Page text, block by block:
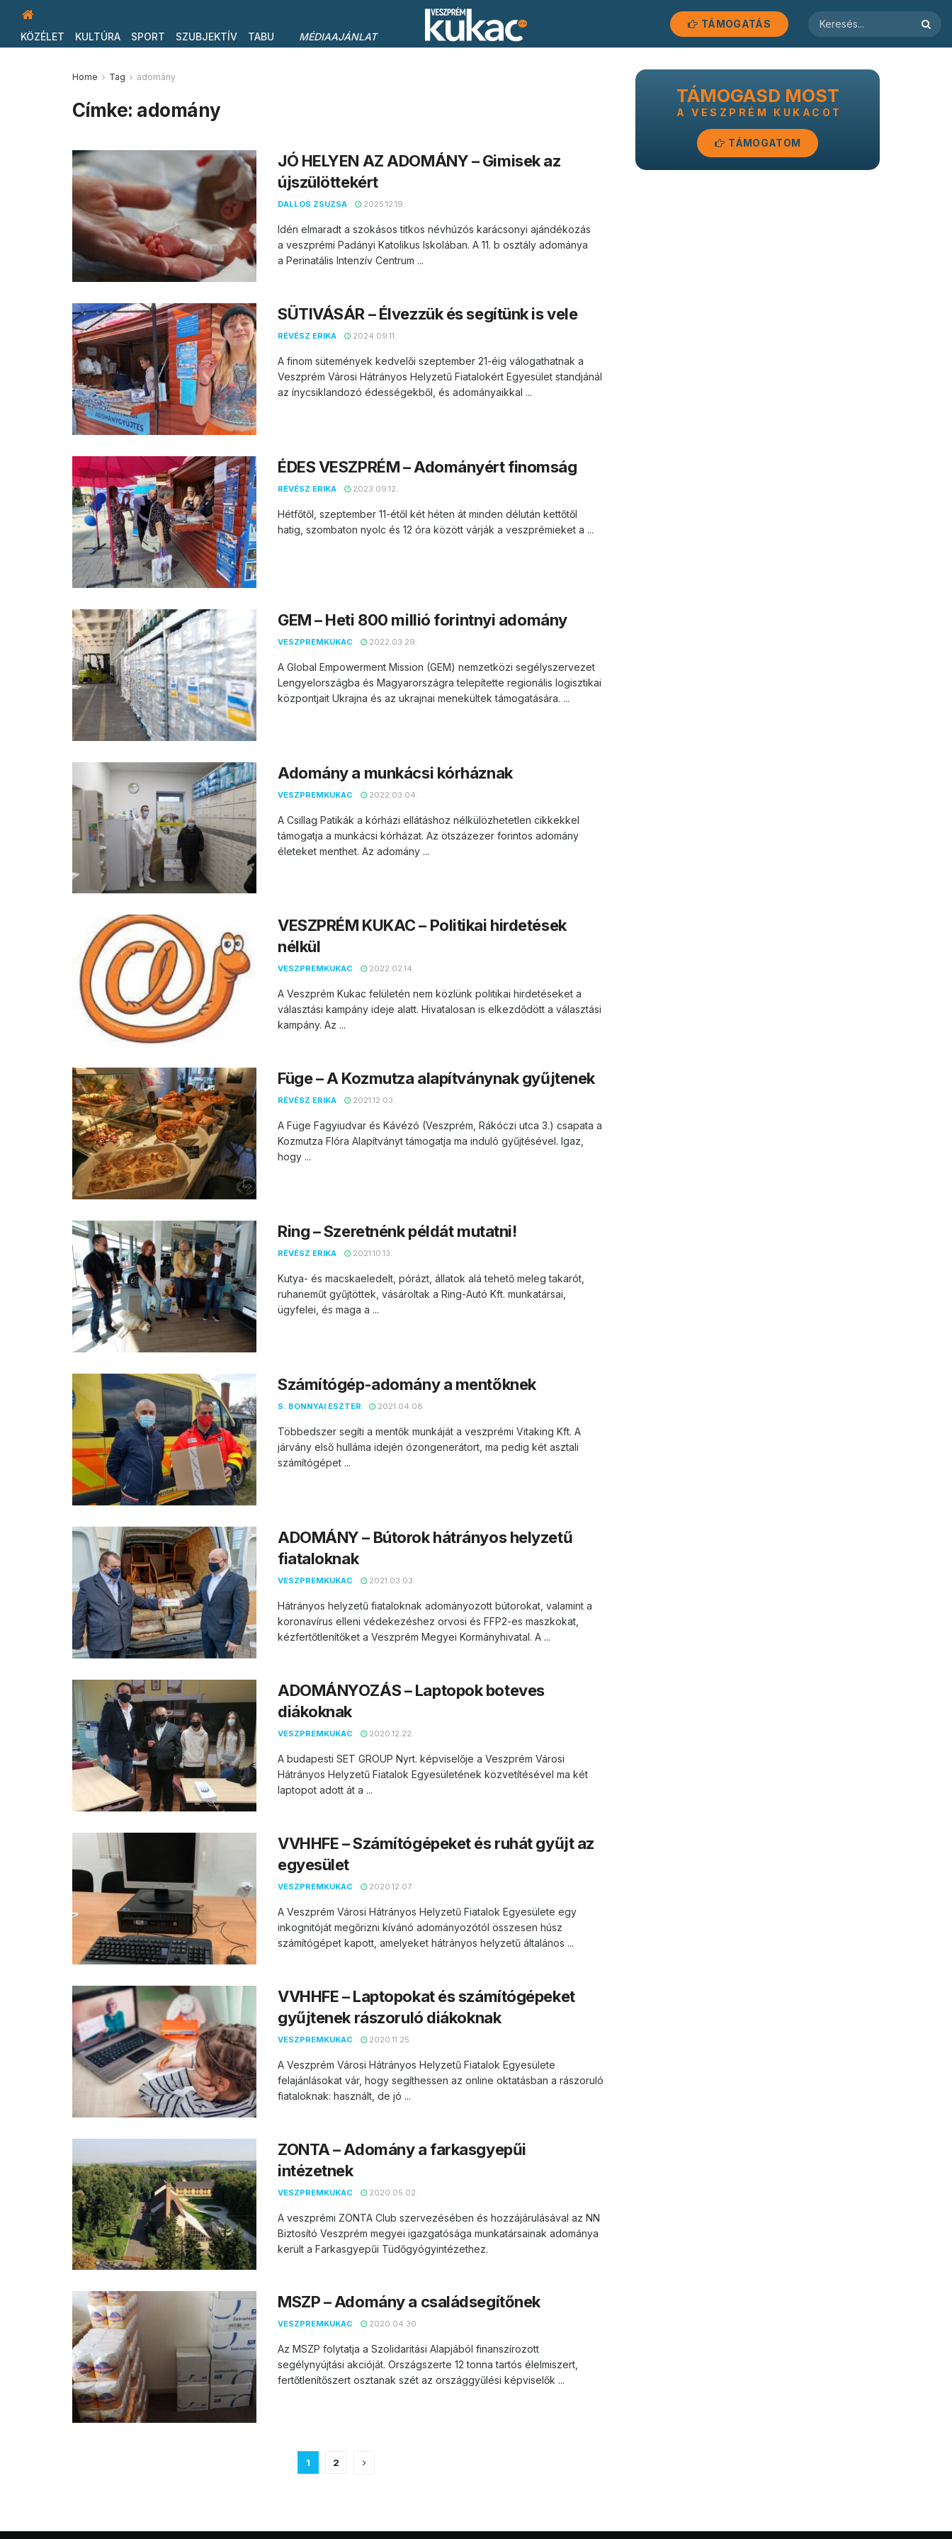
KÖZÉLET KULTÚRA SPORT SZUBJEKTÍV TABU MÉDIAAJÁNLAT
TÁMOGATÁS
Home Tag adomány
Címke: adomány
JÓ HELYEN AZ ADOMÁNY – Gimisek az
újszülöttekért
DALLOS ZSUZSA 2025.12.19.
Idén elmaradt a szokásos titkos névhúzós karácsonyi ajándékozás
a veszprémi Padányi Katolikus Iskolában. A 11. b osztály adománya
a Perinatális Intenzív Centrum ...
SÜTIVÁSÁR – Élvezzük és segítünk is vele
RÉVÉSZ ERIKA 2024.09.11.
A finom sütemények kedvelői szeptember 21-éig válogathatnak a
Veszprém Városi Hátrányos Helyzetű Fiatalokért Egyesület standjánál
az ínycsiklandozó édességekből, és adományaikkal ...
ÉDES VESZPRÉM – Adományért finomság
RÉVÉSZ ERIKA 2023.09.12.
Hétfőtől, szeptember 11-étől két héten át minden délután kettőtől
hatig, szombaton nyolc és 12 óra között várják a veszprémieket a ...
GEM – Heti 800 millió forintnyi adomány
VESZPREMKUKAC 2022.03.29.
A Global Empowerment Mission (GEM) nemzetközi segélyszervezet
Lengyelországba és Magyarországra telepítette regionális logisztikai
központjait Ukrajna és az ukrajnai menekültek támogatására. ...
Adomány a munkácsi kórháznak
VESZPREMKUKAC 2022.03.04.
A Csillag Patikák a kórházi ellátáshoz nélkülözhetetlen cikkekkel
támogatja a munkácsi kórházat. Az ötszázezer forintos adomány
életeket menthet. Az adomány ...
VESZPRÉM KUKAC – Politikai hirdetések
nélkül
VESZPREMKUKAC 2022.02.14.
A Veszprém Kukac felületén nem közlünk politikai hirdetéseket a
választási kampány ideje alatt. Hivatalosan is elkezdődött a választási
kampány. Az ...
Füge – A Kozmutza alapítványnak gyűjtenek
RÉVÉSZ ERIKA 2021.12.03.
A Füge Fagyiudvar és Kávézó (Veszprém, Rákóczi utca 3.) csapata a
Kozmutza Flóra Alapítványt támogatja ma induló gyűjtésével. Igaz,
hogy ...
Ring – Szeretnénk példát mutatni!
RÉVÉSZ ERIKA 2021.10.13.
Kutya- és macskaeledelt, pórázt, állatok alá tehető meleg takarót,
ruhaneműt gyűjtöttek, vásároltak a Ring-Autó Kft. munkatársai,
ügyfelei, és maga a ...
Számítógép-adomány a mentőknek
S. BONNYAI ESZTER 2021.04.08.
Többedszer segíti a mentők munkáját a veszprémi Vitaking Kft. A
járvány első hulláma idején ózongenerátort, ma pedig két asztali
számítógépet ...
ADOMÁNY – Bútorok hátrányos helyzetű
fiataloknak
VESZPREMKUKAC 2021.03.03.
Hátrányos helyzetű fiataloknak adományozott bútorokat, valamint a
koronavírus elleni védekezéshez orvosi és FFP2-es maszkokat,
kézfertőtlenítőket a Veszprém Megyei Kormányhivatal. A ...
ADOMÁNYOZÁS – Laptopok boteves
diákoknak
VESZPREMKUKAC 2020.12.22.
A budapesti SET GROUP Nyrt. képviselője a Veszprém Városi
Hátrányos Helyzetű Fiatalok Egyesületének közvetítésével ma két
laptopot adott át a ...
VVHHFE – Számítógépeket és ruhát gyűjt az
egyesület
VESZPREMKUKAC 2020.12.07.
A Veszprém Városi Hátrányos Helyzetű Fiatalok Egyesülete egy
inkognitóját megőrizni kívánó adományozótól összesen húsz
számítógépet kapott, amelyeket hátrányos helyzetű általános ...
VVHHFE – Laptopokat és számítógépeket
gyűjtenek rászoruló diákoknak
VESZPREMKUKAC 2020.11.25.
A Veszprém Városi Hátrányos Helyzetű Fiatalok Egyesülete
felajánlásokat vár, hogy segíthessen az online oktatásban a rászoruló
fiataloknak: használt, de jó ...
ZONTA – Adomány a farkasgyepűi
intézetnek
VESZPREMKUKAC 2020.05.02.
A veszprémi ZONTA Club szervezésében és hozzájárulásával az NN
Biztosító Veszprém megyei igazgatósága munkatársainak adománya
került a Farkasgyepűi Tüdőgyógyintézethez.
MSZP – Adomány a családsegítőnek
VESZPREMKUKAC 2020.04.30.
Az MSZP folytatja a Szolidaritási Alapjából finanszírozott
segélynyújtási akcióját. Országszerte 12 tonna tartós élelmiszert,
fertőtlenítőszert osztanak szét az országgyűlési képviselők ...
1 2
TÁMOGASD MOST
A VESZPRÉM KUKACOT
TÁMOGATOM